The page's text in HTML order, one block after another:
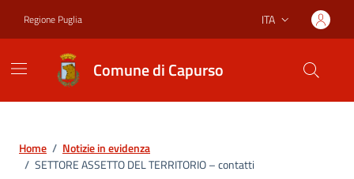
Regione Puglia Lingua attiva:
ITA
Comune di Capurso
Home / Notizie in evidenza
/ SETTORE ASSETTO DEL TERRITORIO – contatti